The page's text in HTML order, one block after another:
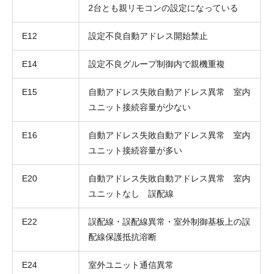
2台とも親リモコンの設定になっている
E12 設定不良自動アドレス開始禁止
E14 設定不良グループ制御内で親機重複
E15
自動アドレス失敗自動アドレス異常 室内
ユニット接続容量が少ない
E16
自動アドレス失敗自動アドレス異常 室内
ユニット接続容量が多い
E20
自動アドレス失敗自動アドレス異常 室内
ユニットなし 誤配線
E22
誤配線・誤配線異常・室外制御基板上の誤
配線保護抵抗溶断
E24 室外ユニット通信異常